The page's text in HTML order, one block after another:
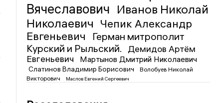
Вячеславович Иванов Николай
Николаевич Чепик Александр
Евгеньевич
Герман митрополит
Курский и Рыльский.
Демидов Артём
Евгеньевич
Мартынов Дмитрий Николаевич
Слатинов Владимир Борисович
Волобуев Николай
Викторович
Маслов Евгений Сергеевич